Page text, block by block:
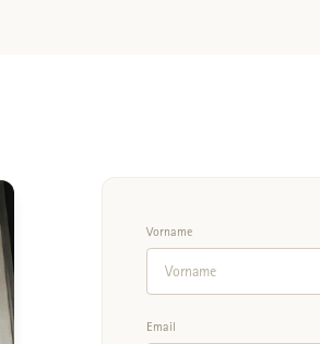
Vorname
Email